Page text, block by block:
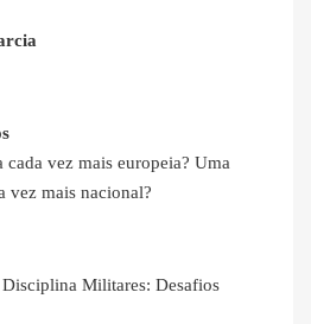
cada vez mais europeia? Uma
vez mais nacional?
Militares: Desafios